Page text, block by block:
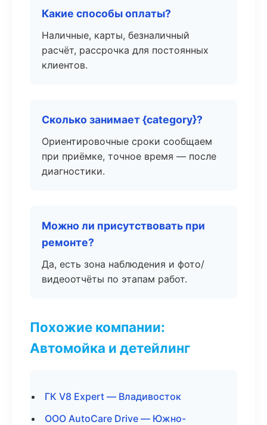
Какие способы оплаты?
Наличные, карты, безналичный
расчёт, рассрочка для постоянных
клиентов.
Сколько занимает {category}?
Ориентировочные сроки сообщаем
при приёмке, точное время — после
диагностики.
Можно ли присутствовать при
ремонте?
Да, есть зона наблюдения и фото/
видеоотчёты по этапам работ.
Похожие компании:
Автомойка и детейлинг
ГК V8 Expert — Владивосток
ООО AutoCare Drive — Южно-